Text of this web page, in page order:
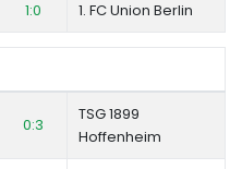
1:0 1. FC Union Berlin
0:3
TSG 1899
Hoffenheim